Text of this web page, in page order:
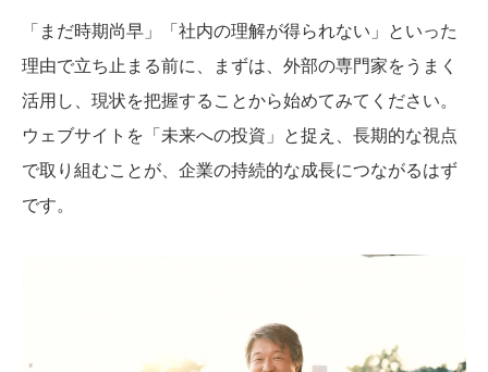
「まだ時期尚早」「社内の理解が得られない」といった
理由で立ち止まる前に、まずは、外部の専門家をうまく
活用し、現状を把握することから始めてみてください。
ウェブサイトを「未来への投資」と捉え、長期的な視点
で取り組むことが、企業の持続的な成長につながるはず
です。